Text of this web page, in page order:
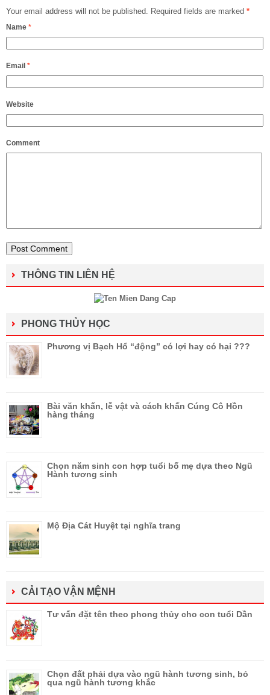
Your email address will not be published. Required fields are marked *
Name *
Email *
Website
Comment
THÔNG TIN LIÊN HỆ
PHONG THỦY HỌC
Phương vị Bạch Hổ “động” có lợi hay có hại ???
Bài văn khấn, lễ vật và cách khấn Cúng Cô Hồn
hàng tháng
Chọn năm sinh con hợp tuổi bố mẹ dựa theo Ngũ
Hành tương sinh
Mộ Địa Cát Huyệt tại nghĩa trang
CẢI TẠO VẬN MỆNH
Tư vấn đặt tên theo phong thủy cho con tuổi Dần
Chọn đất phải dựa vào ngũ hành tương sinh, bỏ
qua ngũ hành tương khắc